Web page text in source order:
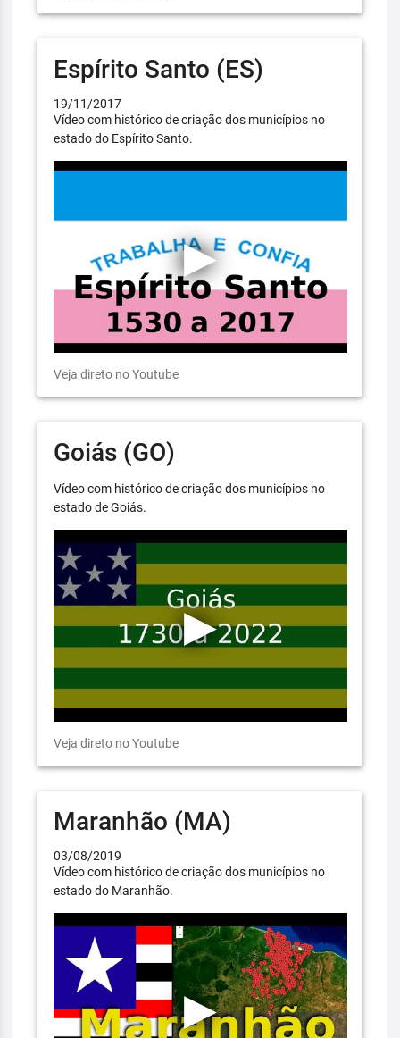
Espírito Santo (ES)
19/11/2017
Vídeo com histórico de criação dos municípios no
estado do Espírito Santo.
Veja direto no Youtube
Goiás (GO)
Vídeo com histórico de criação dos municípios no
estado de Goiás.
Veja direto no Youtube
Maranhão (MA)
03/08/2019
Vídeo com histórico de criação dos municípios no
estado do Maranhão.